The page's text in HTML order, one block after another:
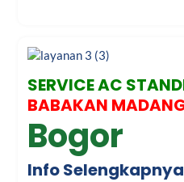
SERVICE AC
BABAKAN
Bogor
Info